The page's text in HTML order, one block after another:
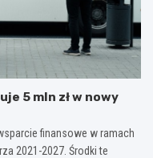
5 mln zł w nowy
finansowe w ramach
2021-2027. Środki te